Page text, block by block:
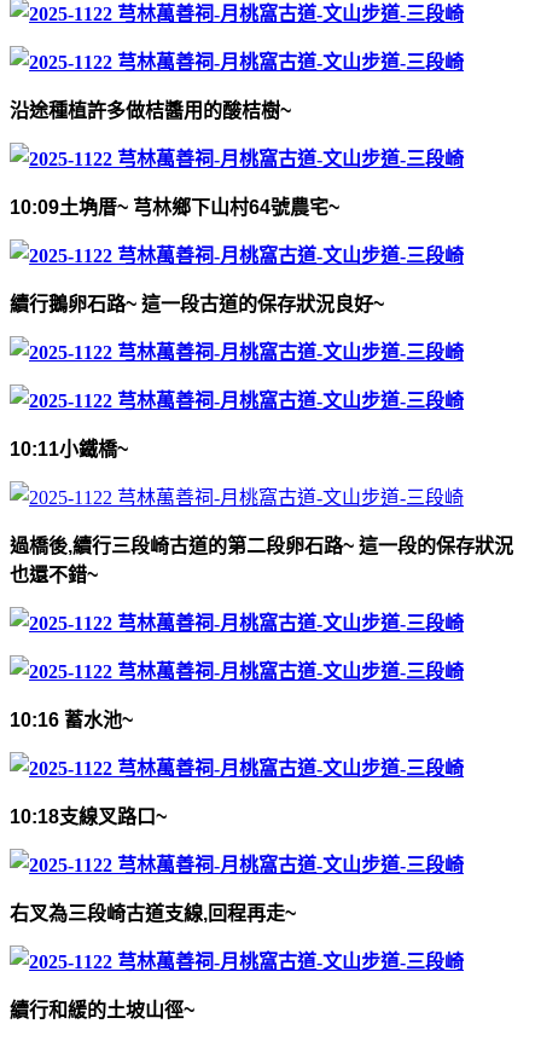
沿途種植許多做桔醬用的酸桔樹~
10:09土埆厝~ 芎林鄉下山村64號農宅~
續行鵝卵石路~ 這一段古道的保存狀況良好~
10:11小鐵橋~
過橋後,續行三段崎古道的第二段卵石路~ 這一段的保存狀況
也還不錯~
10:16 蓄水池~
10:18支線叉路口~
右叉為三段崎古道支線,回程再走~
續行和緩的土坡山徑~